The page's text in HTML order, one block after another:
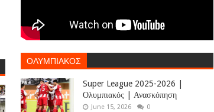
ΟΛΥΜΠΙΑΚΟΣ
Super League 2025-2026 |
Ολυμπιακός | Ανασκόπηση
June 15, 2026 0